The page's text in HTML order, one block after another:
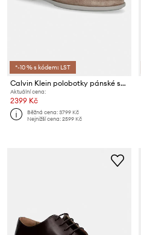
*-10 % s kódem: LST
Calvin Klein polobotky pánské semišové LOW PROF DERBY SU
Aktuální cena:
2399 Kč
Běžná cena:3799 Kč
Nejnižší cena:2599 Kč